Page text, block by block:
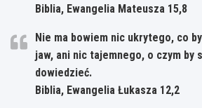
Biblia, Ewangelia Mateusza 15,8
Nie ma bowiem nic ukrytego, co
jaw, ani nic tajemnego, o czym by
dowiedzieć.
Biblia, Ewangelia Łukasza 12,2